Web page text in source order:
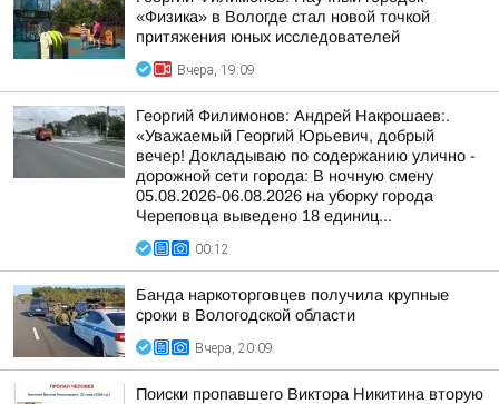
«Физика» в Вологде стал новой точкой
притяжения юных исследователей
Вчера, 19:09
Георгий Филимонов: Андрей Накрошаев:.
«Уважаемый Георгий Юрьевич, добрый
вечер! Докладываю по содержанию улично -
дорожной сети города: В ночную смену
05.08.2026-06.08.2026 на уборку города
Череповца выведено 18 единиц...
00:12
Банда наркоторговцев получила крупные
сроки в Вологодской области
Вчера, 20:09
Поиски пропавшего Виктора Никитина вторую